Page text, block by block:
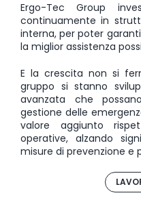
Ergo-Tec Group
continuamente in
interna, per poter
la miglior assistenza
E la crescita non si
gruppo si stanno
avanzata che
gestione delle
valore aggiunto
operative, alzando
misure di prevenzione e